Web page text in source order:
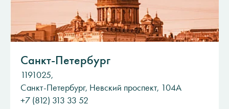
Санкт-Петербург
1191025,
Санкт-Петербург, Невский проспект, 104А
+7 (812) 313 33 52